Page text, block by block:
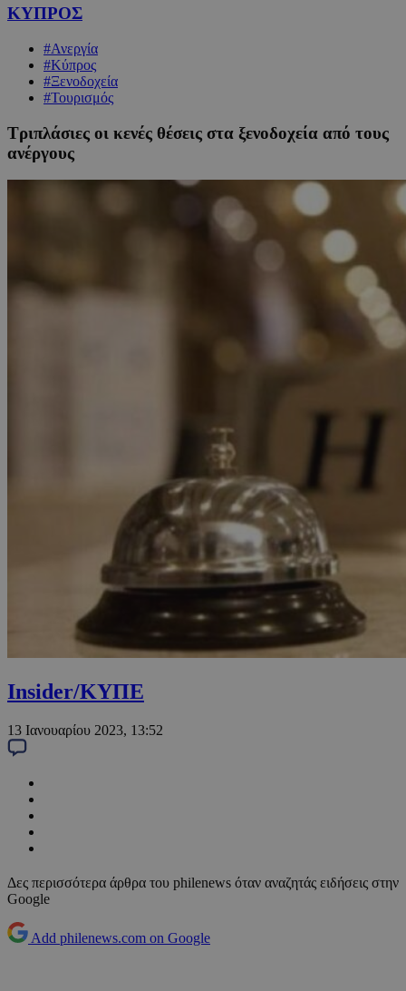
ΚΥΠΡΟΣ
#Ανεργία
#Κύπρος
#Ξενοδοχεία
#Τουρισμός
Τριπλάσιες οι κενές θέσεις στα ξενοδοχεία από τους
ανέργους
Insider/ΚΥΠΕ
13 Ιανουαρίου 2023, 13:52
Δες περισσότερα άρθρα του philenews όταν αναζητάς ειδήσεις στην
Google
Add philenews.com on Google